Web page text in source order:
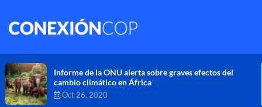
Comisión de Alto Nivel de Cambio Climático aprueba
nueva ambición climática del Perú
Dic 16, 2020